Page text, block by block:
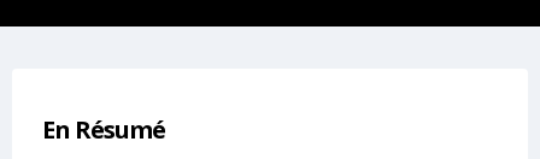
En Résumé